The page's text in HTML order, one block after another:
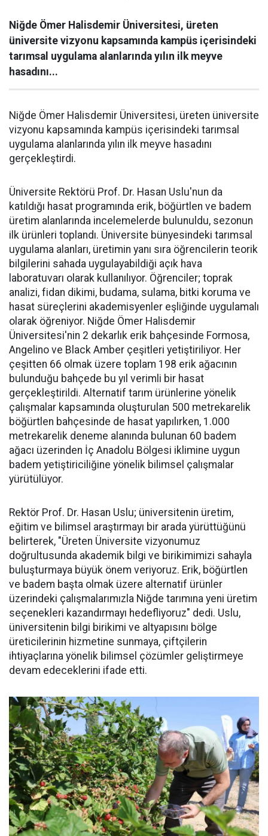
Niğde Ömer Halisdemir Üniversitesi, üreten
üniversite vizyonu kapsamında kampüs içerisindeki
tarımsal uygulama alanlarında yılın ilk meyve
hasadını...
Niğde Ömer Halisdemir Üniversitesi, üreten üniversite
vizyonu kapsamında kampüs içerisindeki tarımsal
uygulama alanlarında yılın ilk meyve hasadını
gerçekleştirdi.
Üniversite Rektörü Prof. Dr. Hasan Uslu'nun da
katıldığı hasat programında erik, böğürtlen ve badem
üretim alanlarında incelemelerde bulunuldu, sezonun
ilk ürünleri toplandı. Üniversite bünyesindeki tarımsal
uygulama alanları, üretimin yanı sıra öğrencilerin teorik
bilgilerini sahada uygulayabildiği açık hava
laboratuvarı olarak kullanılıyor. Öğrenciler; toprak
analizi, fidan dikimi, budama, sulama, bitki koruma ve
hasat süreçlerini akademisyenler eşliğinde uygulamalı
olarak öğreniyor. Niğde Ömer Halisdemir
Üniversitesi'nin 2 dekarlık erik bahçesinde Formosa,
Angelino ve Black Amber çeşitleri yetiştiriliyor. Her
çeşitten 66 olmak üzere toplam 198 erik ağacının
bulunduğu bahçede bu yıl verimli bir hasat
gerçekleştirildi. Alternatif tarım ürünlerine yönelik
çalışmalar kapsamında oluşturulan 500 metrekarelik
böğürtlen bahçesinde de hasat yapılırken, 1.000
metrekarelik deneme alanında bulunan 60 badem
ağacı üzerinden İç Anadolu Bölgesi iklimine uygun
badem yetiştiriciliğine yönelik bilimsel çalışmalar
yürütülüyor.
Rektör Prof. Dr. Hasan Uslu; üniversitenin üretim,
eğitim ve bilimsel araştırmayı bir arada yürüttüğünü
belirterek, "Üreten Üniversite vizyonumuz
doğrultusunda akademik bilgi ve birikimimizi sahayla
buluşturmaya büyük önem veriyoruz. Erik, böğürtlen
ve badem başta olmak üzere alternatif ürünler
üzerindeki çalışmalarımızla Niğde tarımına yeni üretim
seçenekleri kazandırmayı hedefliyoruz" dedi. Uslu,
üniversitenin bilgi birikimi ve altyapısını bölge
üreticilerinin hizmetine sunmaya, çiftçilerin
ihtiyaçlarına yönelik bilimsel çözümler geliştirmeye
devam edeceklerini ifade etti.